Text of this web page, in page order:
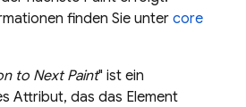
finden Sie unter core
to Next Paint" ist ein
Attribut, das das Element